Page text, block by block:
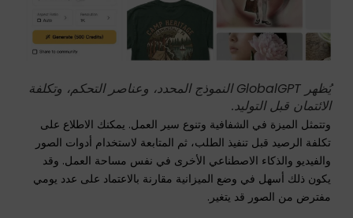
يُظهر GlobalGPT النموذج المحدد، وعناصر التحكم، وتكلفة
الائتمان قبل التوليد.
وتتمثل الميزة في الشفافية وتنوع سير العمل. يمكنك الاطلاع على
تكلفة الرصيد قبل تنفيذ الطلب، ثم المتابعة لاستخدام أدوات الصور
والفيديو والذكاء الاصطناعي الأخرى في نفس مساحة العمل. وقد
يكون ذلك أسهل في وضع الميزانية مقارنة بالاعتماد على عدد يومي
مفترض من الصور قد يتغير.